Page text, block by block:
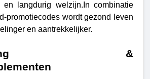
en langdurig welzijn.In combinatie
promotiecodes wordt gezond leven
en aantrekkelijker.
&